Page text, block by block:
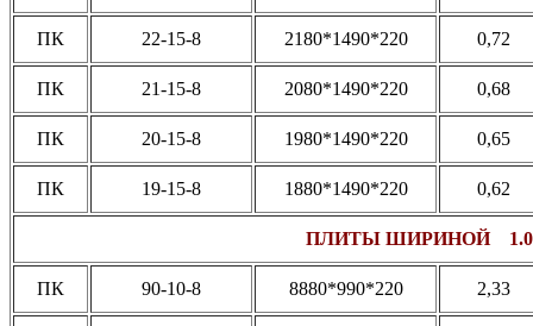
ПК 22-15-8 2180*1490*220 0,72
ПК 21-15-8 2080*1490*220 0,68
ПК 20-15-8 1980*1490*220 0,65
ПК 19-15-8 1880*1490*220 0,62
ПЛИТЫ ШИРИНОЙ
ПК 90-10-8 8880*990*220 2,33